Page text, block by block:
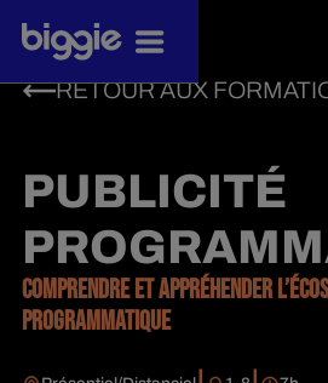
RETOUR AUX
PUBLICITÉ
COMPRENDRE ET APPRÉHENDER
PROGRAMMATIQUE